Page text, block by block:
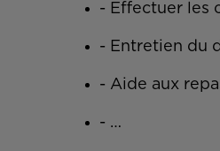
- Effectuer les
- Entretien du
- Aide aux
- …